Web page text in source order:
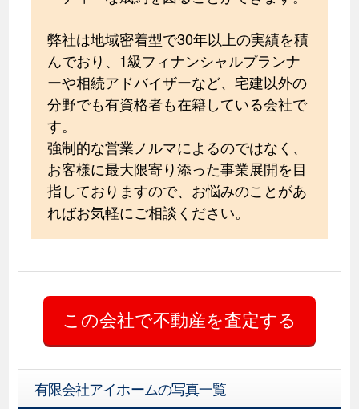
弊社は地域密着型で30年以上の実績を積
んでおり、1級フィナンシャルプランナ
ーや相続アドバイザーなど、宅建以外の
分野でも有資格者も在籍している会社で
す。
強制的な営業ノルマによるのではなく、
お客様に最大限寄り添った事業展開を目
指しておりますので、お悩みのことがあ
ればお気軽にご相談ください。
有限会社アイホームの写真一覧